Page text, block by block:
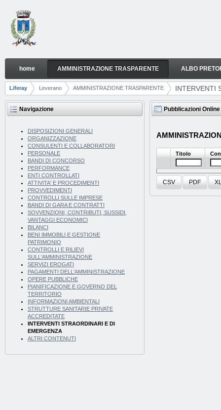
Salta al contenuto
INTERVENTI STRAORDINARI E DI EMERGENZA
Navigazione
home AMMINISTRAZIONE TRASPARENTE ALBO
Breadcrumb
Liferay Leverano AMMINISTRAZIONE TRASPARENTE INTERVENTI
Navigazione
DISPOSIZIONI GENERALI
ORGANIZZAZIONE
CONSULENTI E COLLABORATORI
PERSONALE
BANDI DI CONCORSO
PERFORMANCE
ENTI CONTROLLATI
ATTIVITA' E PROCEDIMENTI
PROVVEDIMENTI
CONTROLLI SULLE IMPRESE
BANDI DI GARA E CONTRATTI
SOVVENZIONI, CONTRIBUTI, SUSSIDI,
VANTAGGI ECONOMICI
BILANCI
BENI IMMOBILI E GESTIONE
PATRIMONIO
CONTROLLI E RILIEVI
SULL'AMMINISTRAZIONE
SERVIZI EROGATI
PAGAMENTI DELL'AMMINISTRAZIONE
OPERE PUBBLICHE
PIANIFICAZIONE E GOVERNO DEL
TERRITORIO
INFORMAZIONI AMBIENTALI
STRUTTURE SANITARIE PRIVATE
ACCREDITATE
INTERVENTI STRAORDINARI E DI
EMERGENZA
ALTRI CONTENUTI
Pubblicazioni Online
Titolo
CSV PDF